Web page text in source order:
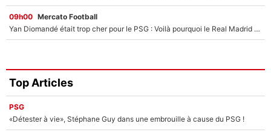
09h00 Mercato Football
Yan Diomandé était trop cher pour le PSG : Voilà pourquoi le Real Madrid a accepté de payer la somme record de 140M€ pour boucler son transfert !
Top Articles
PSG
«Détester à vie», Stéphane Guy dans une embrouille à cause du PSG !